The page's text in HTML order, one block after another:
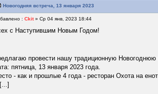
Новогодняя встреча, 13 января 2023
: Ckit» Ср 04 янв, 2023 18:44
с Наступившим Новым Годом!
провести нашу традиционную Новогоднюю
пятница, 13 января 2023 года.
- как и прошлые 4 года - ресторан Охота на